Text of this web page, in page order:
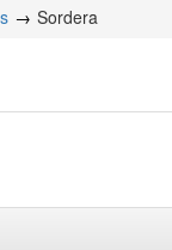
Sordera